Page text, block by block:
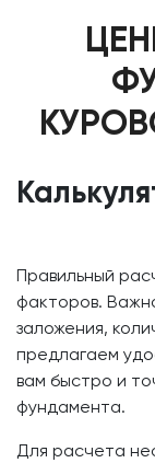
Правильный
факторов.
заложения,
предлагаем
вам быстро и
фундамента.
Для расчета